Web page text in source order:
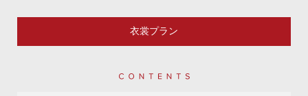
衣裳プラン
Contents